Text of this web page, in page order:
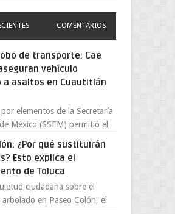
COMENTARIOS
de transporte: Cae
vehículo
a asaltos en Cuautitlán
elementos de la Secretaría
México (SSEM) permitió el
vin...
¿Por qué sustituirán
Esto explica el
de Toluca
ciudadana sobre el
en Paseo Colón, el